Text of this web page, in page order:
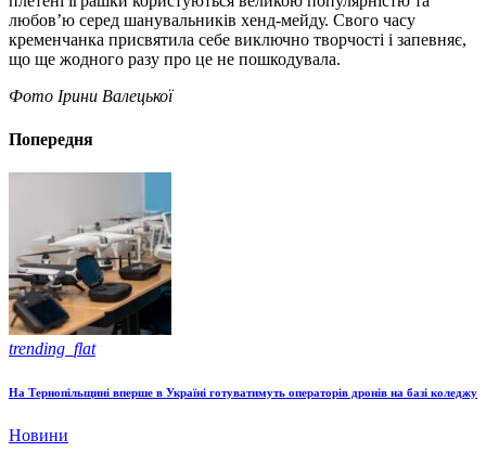
любов’ю серед шанувальників хенд-мейду. Свого часу
кременчанка присвятила себе виключно творчості і запевняє,
що ще жодного разу про це не пошкодувала.
Фото Ірини Валецької
Попередня
trending_flat
На Тернопільщині вперше в Україні готуватимуть операторів дронів на базі коледжу
Новини